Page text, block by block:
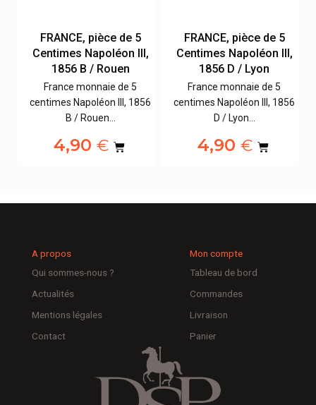
FRANCE, pièce de 5
Centimes Napoléon III,
1856 B / Rouen
France monnaie de 5
centimes Napoléon III, 1856
B / Rouen…
4,90€
FRANCE, pièce de 5
Centimes Napoléon III,
1856 D / Lyon
France monnaie de 5
centimes Napoléon III, 1856
D / Lyon…
4,90€
A propos
Qui sommes-nous ?
Actualités
Mentions légales
Contact
Mon compte
Tableau de bord
Commandes
Livraison
Panier